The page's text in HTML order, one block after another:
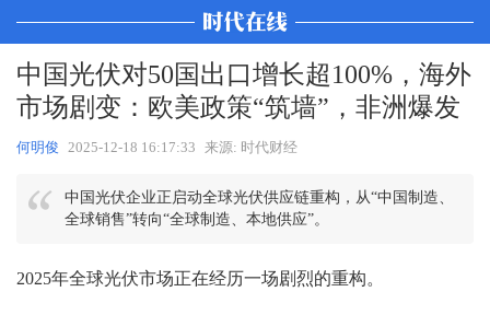
中国光伏对50国出口增长超100%，海外
市场剧变：欧美政策“筑墙”，非洲爆发
何明俊 2025-12-18 16:17:33 来源: 时代财经
中国光伏企业正启动全球光伏供应链重构，从“中国制造、
全球销售”转向“全球制造、本地供应”。
2025年全球光伏市场正在经历一场剧烈的重构。